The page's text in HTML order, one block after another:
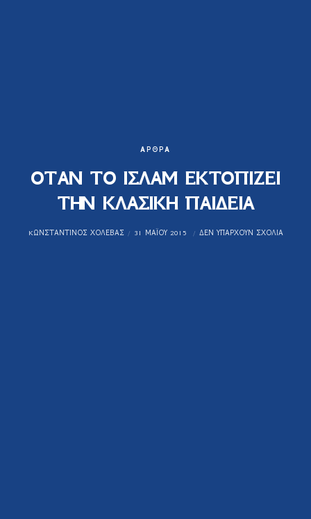
ΆΡΘΡΑ
ΟΤΑΝ ΤΟ ΙΣΛΑΜ ΕΚΤΟΠΙΖΕΙ
ΤΗΝ ΚΛΑΣΙΚΗ ΠΑΙΔΕΙΑ
KΩΝΣΤΑΝΤΊΝΟΣ ΧΟΛΈΒΑΣ 31 ΜΑΪ́ΟΥ 2015 ΔΕΝ ΥΠΆΡΧΟΥΝ ΣΧΌΛΙΑ